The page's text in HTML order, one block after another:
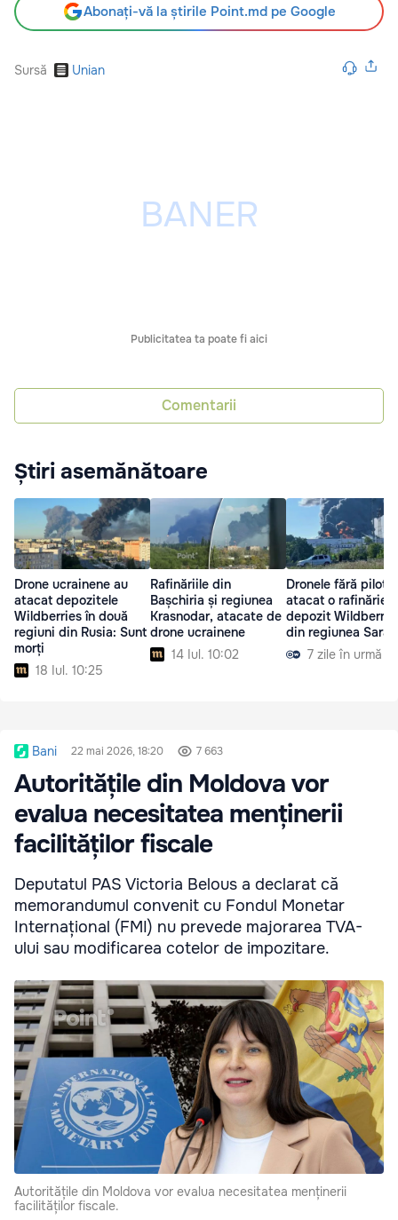
Abonați-vă la știrile Point.md pe Google
Sursă Unian
Publicitatea ta poate fi aici
Comentarii
Știri asemănătoare
Drone ucrainene au
atacat depozitele
Wildberries în două
regiuni din Rusia: Sunt
morți
18 Iul. 10:25
Rafinăriile din
Bașchiria și regiunea
Krasnodar, atacate de
drone ucrainene
14 Iul. 10:02
Dronele fără pilot
atacat o rafinărie
depozit
din regiunea
7 zile în urmă
Bani 22 mai 2026, 18:20 7 663
Autoritățile din Moldova vor
evalua necesitatea menținerii
facilităților fiscale
Deputatul PAS Victoria Belous a declarat că
memorandumul convenit cu Fondul Monetar
Internațional (FMI) nu prevede majorarea TVA-
ului sau modificarea cotelor de impozitare.
Autoritățile din Moldova vor evalua necesitatea menținerii
facilităților fiscale.